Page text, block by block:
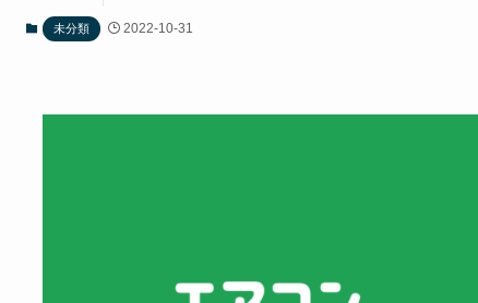
未分類 2022-10-31